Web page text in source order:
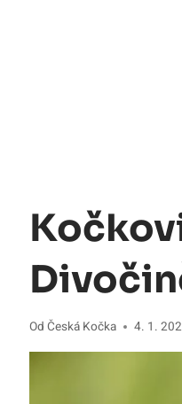
Od Česká Kočka 4. 1.